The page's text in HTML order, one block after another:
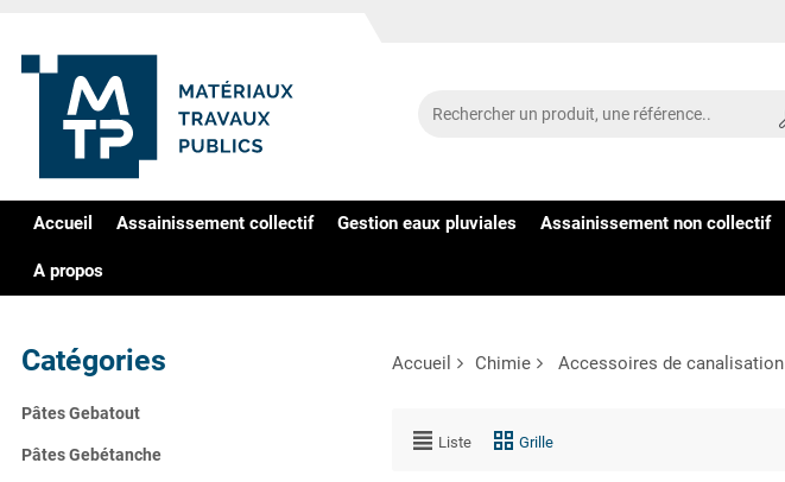
Accueil Assainissement collectif Gestion eaux pluviales Assainissement non collectif
A propos
Catégories
Pâtes Gebatout
Pâtes Gebétanche
Accueil Chimie Accessoires de canalisation
Liste Grille